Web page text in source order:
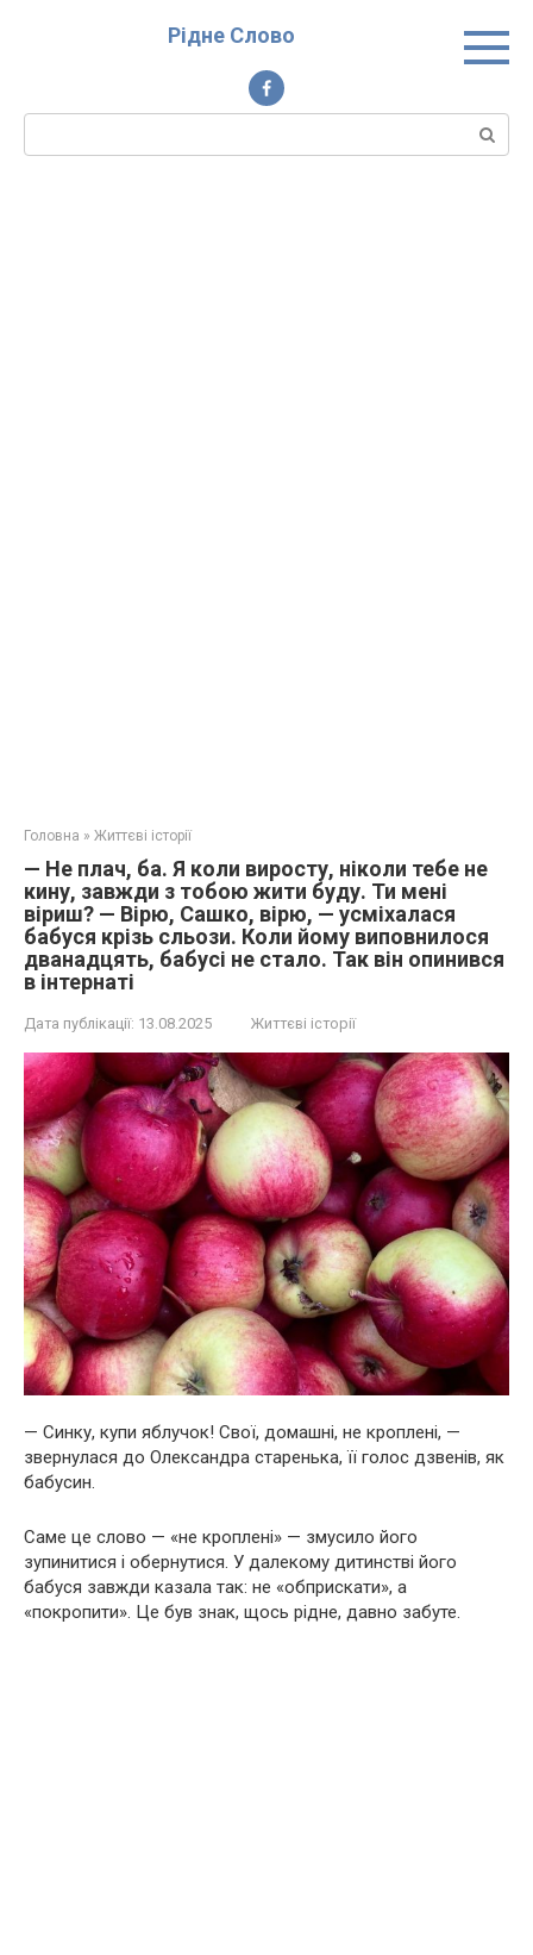
Рідне Слово
Пошук:
Головна » Життєві історії
— Не плач, ба. Я коли виросту, ніколи тебе не
кину, завжди з тобою жити буду. Ти мені
віриш? — Вірю, Сашко, вірю, — усміхалася
бабуся крізь сльози. Коли йому виповнилося
дванадцять, бабусі не стало. Так він опинився
в інтернаті
Дата публікації: 13.08.2025 Життєві історії
— Синку, купи яблучок! Свої, домашні, не кроплені, —
звернулася до Олександра старенька, її голос дзвенів, як
бабусин.
Саме це слово — «не кроплені» — змусило його
зупинитися і обернутися. У далекому дитинстві його
бабуся завжди казала так: не «обприскати», а
«покропити». Це був знак, щось рідне, давно забуте.